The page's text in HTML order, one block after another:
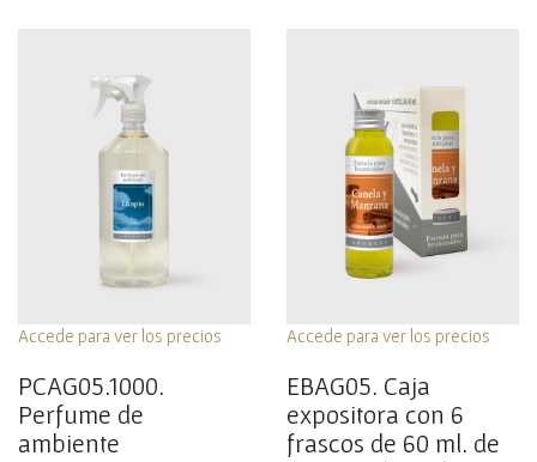
Accede para ver los precios
PCAG05.1000.
Perfume de
ambiente
Accede para ver los precios
EBAG05. Caja
expositora con 6
frascos de 60 ml. de